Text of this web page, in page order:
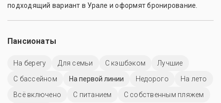
подходящий вариант в Урале и оформят бронирование.
Пансионаты
На берегу Для семьи С кэшбэком
Лучшие
C бассейном
На первой линии Недорого
На лето
Всё включено
С питанием
С собственным пляжем